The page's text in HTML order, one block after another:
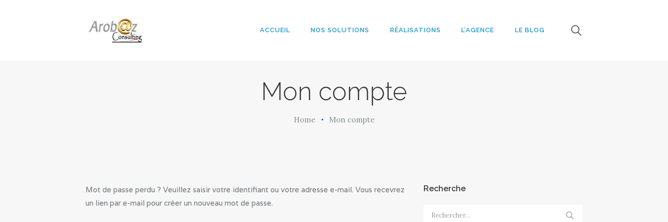
ACCUEIL NOS SOLUTIONS RÉALISATIONS L’AGENCE LE BLOG
Mon compte
Home Mon compte
NOS
RÉALISATION
S
L’AGENCE
Mot de passe perdu ? Veuillez saisir votre identifiant ou votre adresse e-mail. Vous recevrez
un lien par e-mail pour créer un nouveau mot de passe.
Recherche
Rechercher :